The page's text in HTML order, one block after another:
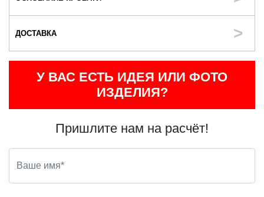
ДОСТАВКА
У ВАС ЕСТЬ ИДЕЯ ИЛИ ФОТО
ИЗДЕЛИЯ?
Пришлите нам на расчёт!